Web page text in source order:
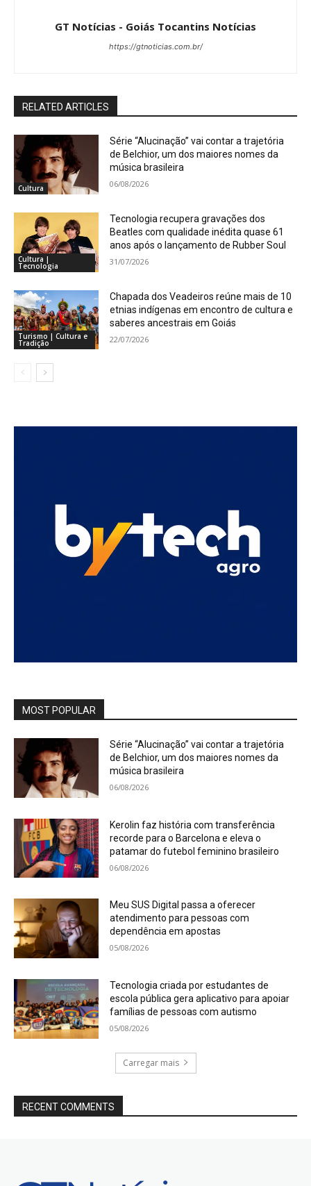
GT Notícias - Goiás Tocantins Notícias
https://gtnoticias.com.br/
RELATED ARTICLES
Cultura
Série “Alucinação” vai contar a trajetória
de Belchior, um dos maiores nomes da
música brasileira
06/08/2026
Cultura |
Tecnologia
Tecnologia recupera gravações dos
Beatles com qualidade inédita quase 61
anos após o lançamento de Rubber Soul
31/07/2026
Turismo | Cultura e
Tradição
Chapada dos Veadeiros reúne mais de 10
etnias indígenas em encontro de cultura e
saberes ancestrais em Goiás
22/07/2026
MOST POPULAR
Série “Alucinação” vai contar a trajetória
de Belchior, um dos maiores nomes da
música brasileira
06/08/2026
Kerolin faz história com transferência
recorde para o Barcelona e eleva o
patamar do futebol feminino brasileiro
06/08/2026
Meu SUS Digital passa a oferecer
atendimento para pessoas com
dependência em apostas
05/08/2026
Tecnologia criada por estudantes de
escola pública gera aplicativo para apoiar
famílias de pessoas com autismo
05/08/2026
Carregar mais
RECENT COMMENTS